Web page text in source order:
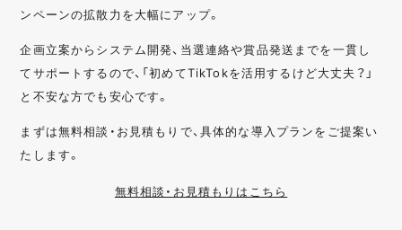
ンペーンの拡散力を大幅にアップ。
企画立案からシステム開発、当選連絡や賞品発送までを一貫し
てサポートするので、「初めてTikTokを活用するけど大丈夫？」
と不安な方でも安心です。
まずは無料相談・お見積もりで、具体的な導入プランをご提案い
たします。
無料相談・お見積もりはこちら